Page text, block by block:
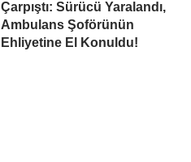
Çarpıştı: Sürücü Yaralandı,
Ambulans Şoförünün
Ehliyetine El Konuldu!